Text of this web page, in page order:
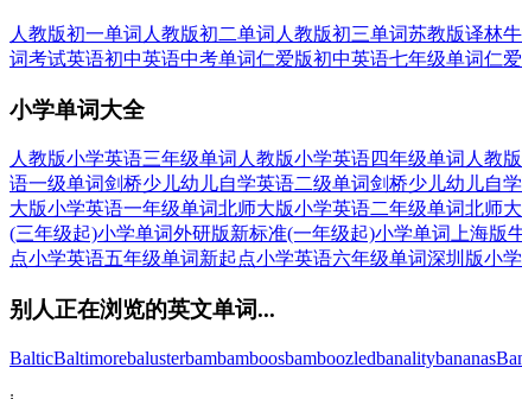
人教版初一单词 人教版初二单词 人教版初三单词苏教版译林
词考试英语初中英语中考单词仁爱版初中英语七年级单词仁
小学单词大全
人教版小学英语三年级单词 人教版小学英语四年级单词 人教
语一级单词剑桥少儿幼儿自学英语二级单词剑桥少儿幼儿自
大版小学英语一年级单词北师大版小学英语二年级单词北师
(三年级起)小学单词外研版新标准(一年级起)小学单词上海版
点小学英语五年级单词新起点小学英语六年级单词深圳版小
别人正在浏览的英文单词...
BalticBaltimorebalusterbambamboosbamboozledbanalitybananas